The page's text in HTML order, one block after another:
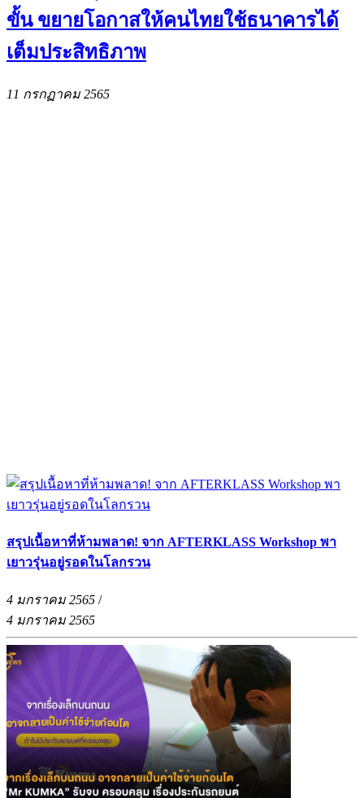
ขั้น ขยายโอกาสให้คนไทยใช้ธนาคารได้
เต็มประสิทธิภาพ
11 กรกฏาคม 2565
สรุปเนื้อหาที่ห้ามพลาด! จาก AFTERKLASS Workshop พา
เยาวรุ่นอยู่รอดในโลกรวน
4 มกราคม 2565 /
4 มกราคม 2565